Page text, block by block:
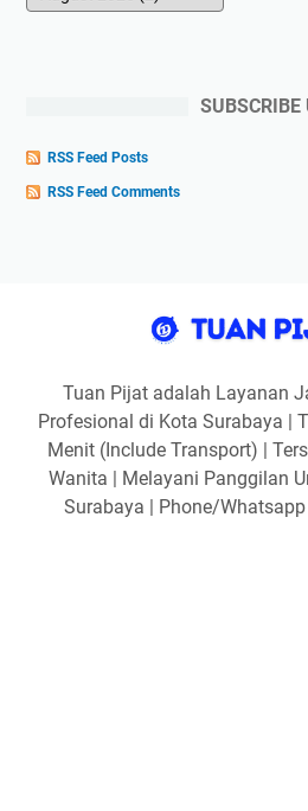
SUBSCRIBE
RSS Feed Posts
RSS Feed Comments
Tuan Pijat adalah Layanan
Profesional di Kota Surabaya |
Menit (Include Transport) |
Wanita | Melayani Panggilan
Surabaya | Phone/